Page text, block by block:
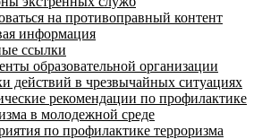
на противоправный контент
информация
ссылки
образовательной организации
действий в чрезвычайных ситуациях
рекомендации по профилактике
в молодежной среде
по профилактике терроризма